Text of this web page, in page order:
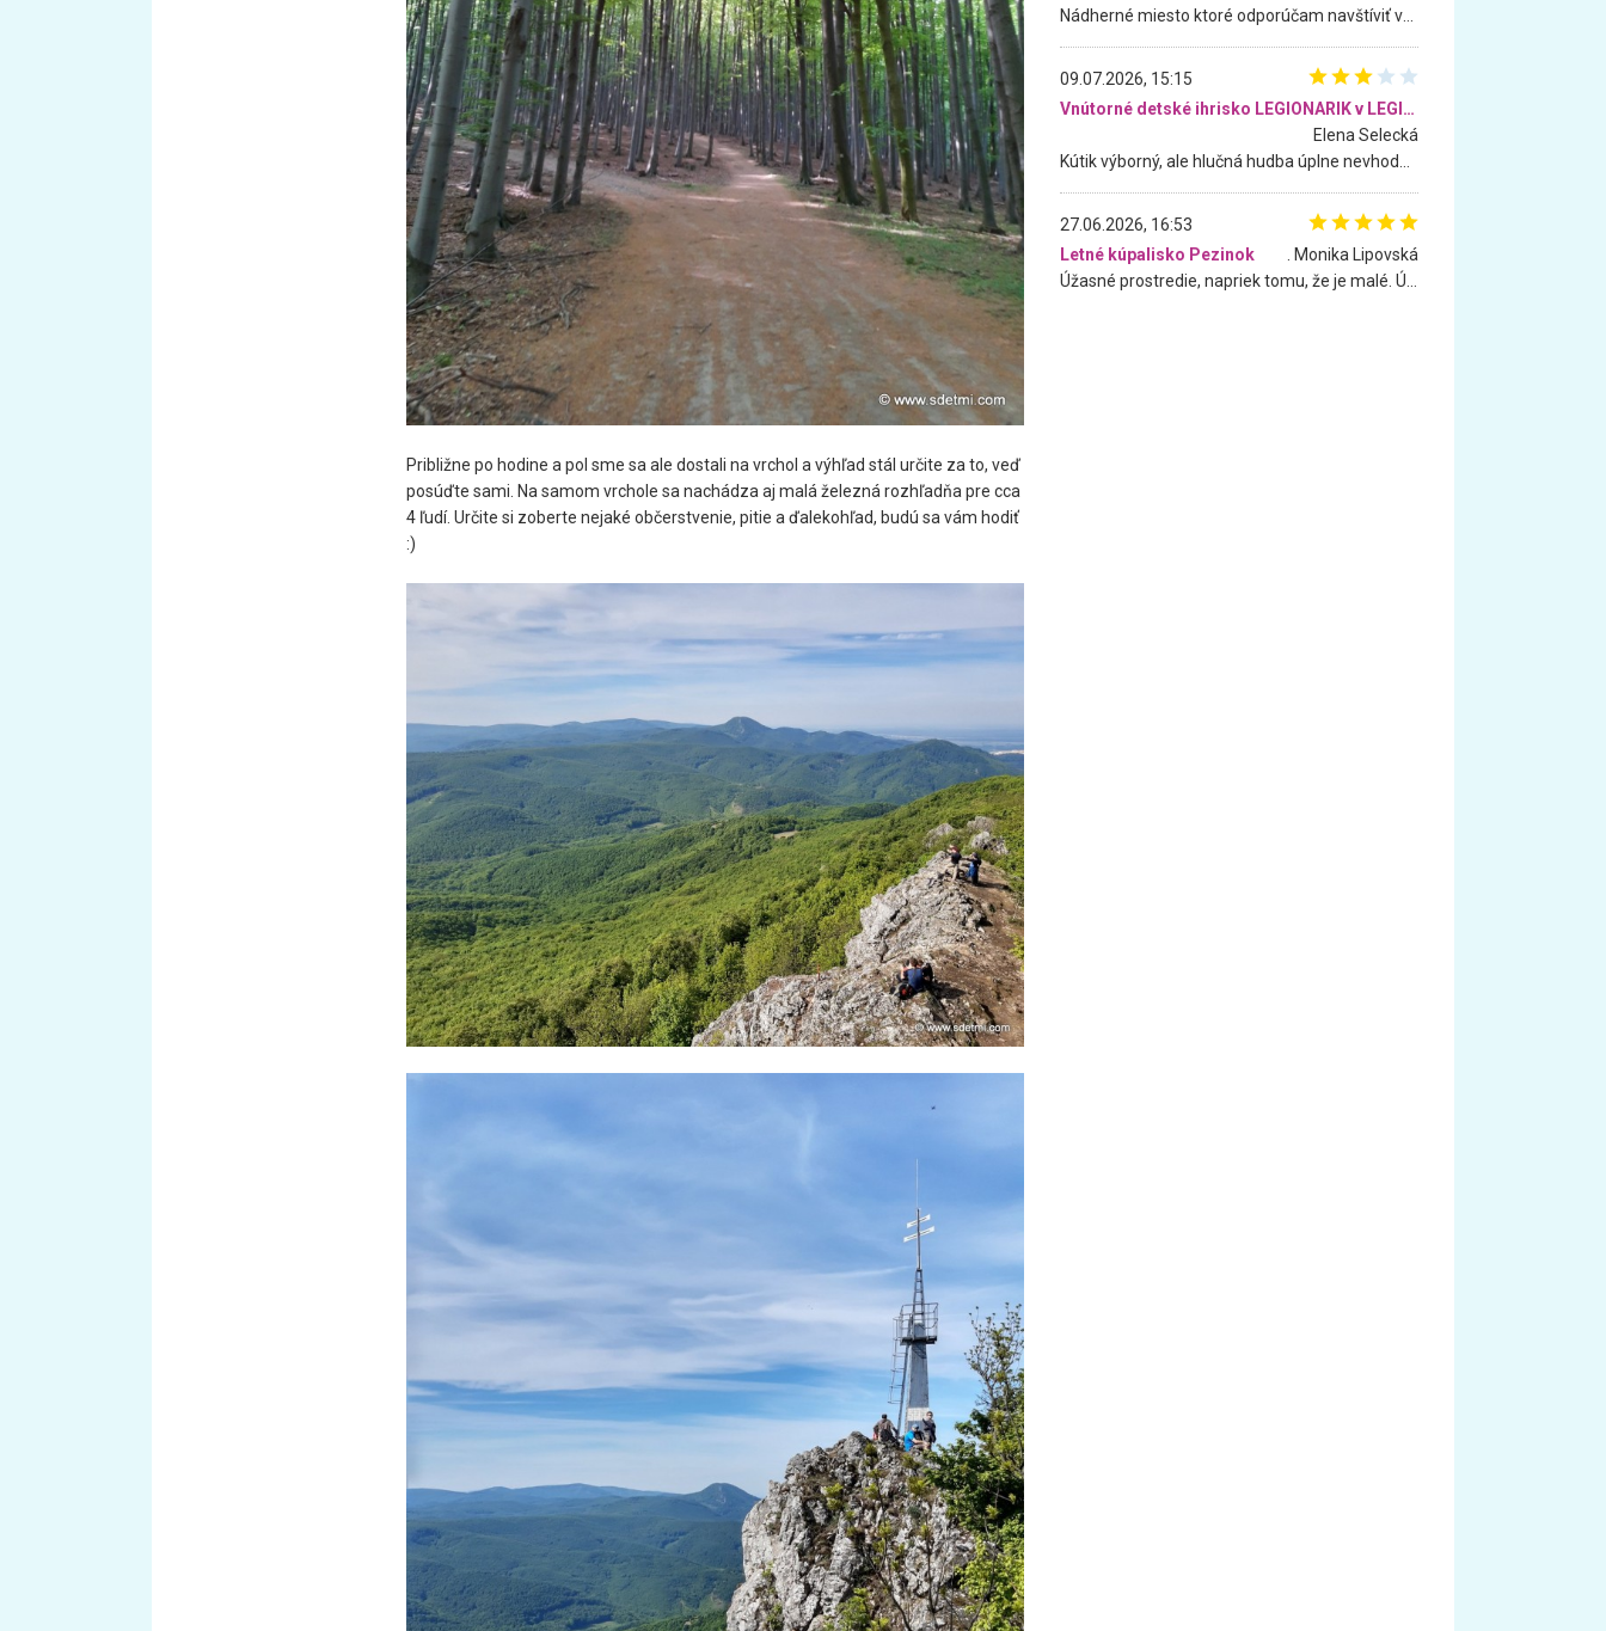
Približne po hodine a pol sme sa ale dostali na vrchol a výhľad stál určite za to, veď
posúďte sami. Na samom vrchole sa nachádza aj malá železná rozhľadňa pre cca
4 ľudí. Určite si zoberte nejaké občerstvenie, pitie a ďalekohľad, budú sa vám hodiť
:)
09.07.2026, 15:15
Vnútorné detské ihrisko LEGIONARIK v LEGIA Fitness
Elena Selecká
27.06.2026, 16:53
Letné kúpalisko Pezinok
. Monika Lipovská